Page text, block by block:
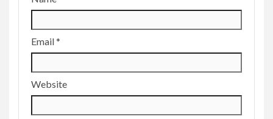
Email*
Website